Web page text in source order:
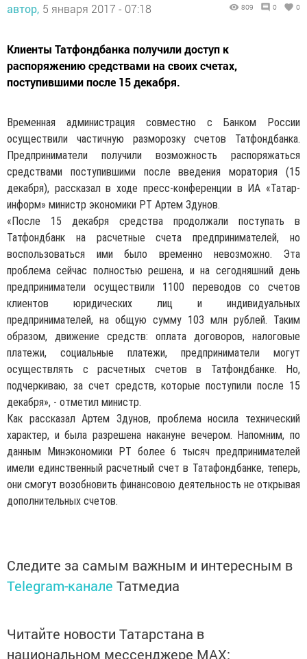
автор, 5 января 2017 - 07:18 809 0 0
Клиенты Татфондбанка получили доступ к
распоряжению средствами на своих счетах,
поступившими после 15 декабря.
Временная администрация совместно с Банком России
осуществили частичную разморозку счетов Татфондбанка.
Предприниматели получили возможность распоряжаться
средствами поступившими после введения моратория (15
декабря), рассказал в ходе пресс-конференции в ИА «Татар-
информ» министр экономики РТ Артем Здунов.
«После 15 декабря средства продолжали поступать в
Татфондбанк на расчетные счета предпринимателей, но
воспользоваться ими было временно невозможно. Эта
проблема сейчас полностью решена, и на сегодняшний день
предприниматели осуществили 1100 переводов со счетов
клиентов юридических лиц и индивидуальных
предпринимателей, на общую сумму 103 млн рублей. Таким
образом, движение средств: оплата договоров, налоговые
платежи, социальные платежи, предприниматели могут
осуществлять с расчетных счетов в Татфондбанке. Но,
подчеркиваю, за счет средств, которые поступили после 15
декабря», - отметил министр.
Как рассказал Артем Здунов, проблема носила технический
характер, и была разрешена накануне вечером. Напомним, по
данным Минэкономики РТ более 6 тысяч предпринимателей
имели единственный расчетный счет в Татафондбанке, теперь,
они смогут возобновить финансовою деятельность не открывая
дополнительных счетов.
Следите за самым важным и интересным в
Telegram-канале Татмедиа
Читайте новости Татарстана в
национальном мессенджере MАХ: